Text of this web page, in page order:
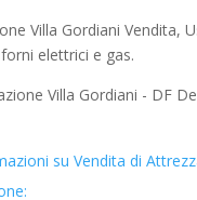
Villa Gordiani Vendita,
elettrici e gas.
su Vendita di